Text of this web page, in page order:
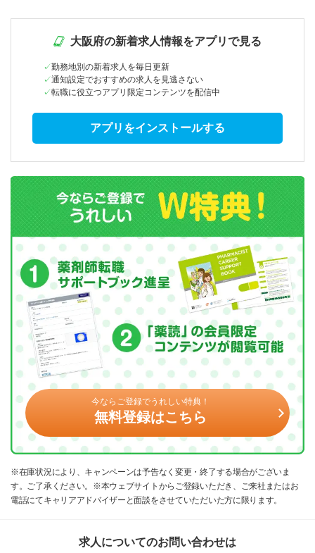
大阪府の新着求人情報をアプリで見る
勤務地別の新着求人を毎日更新
通知設定でおすすめの求人を見逃さない
転職に役立つアプリ限定コンテンツを配信中
アプリをインストールする
今ならご登録でうれしい特典！
無料登録はこちら
※在庫状況により、キャンペーンは予告なく変更・終了する場合がございま
す。ご了承ください。※本ウェブサイトからご登録いただき、ご来社またはお
電話にてキャリアアドバイザーと面談をさせていただいた方に限ります。
求人についてのお問い合わせは